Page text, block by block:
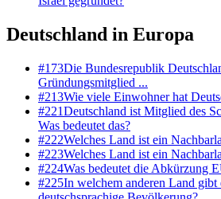
Deutschland in Europa
#173Die Bundesrepublik
Gründungsmitglied ...
#213Wie viele Einwohner hat
#221Deutschland ist Mitglied des
Was bedeutet das?
#222Welches Land ist ein
#223Welches Land ist ein
#224Was bedeutet die Abkürzung
#225In welchem anderen Land gibt